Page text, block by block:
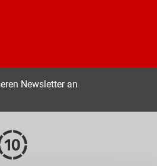
Newsletter an